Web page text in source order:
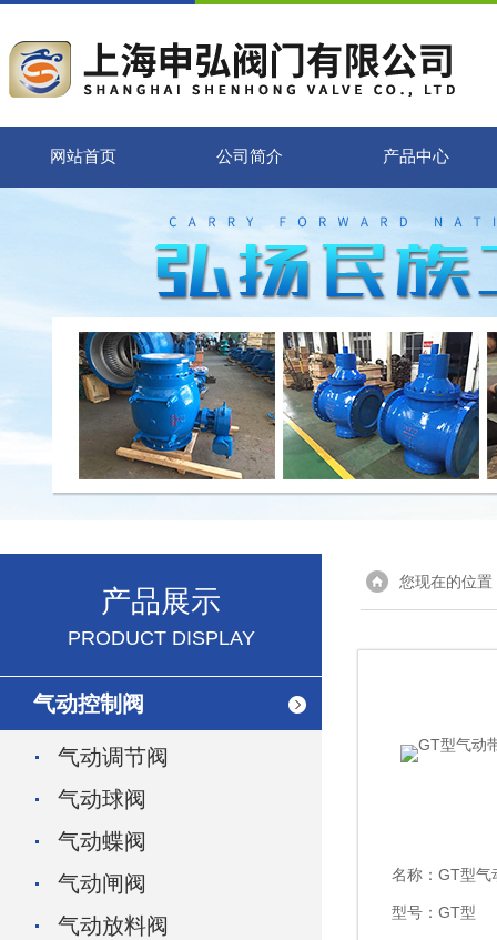
网站首页 公司简介 产品中心
产品展示
PRODUCT DISPLAY
气动控制阀
气动调节阀
气动球阀
气动蝶阀
气动闸阀
气动放料阀
您现在的位置
名称： GT型气
型号：GT型